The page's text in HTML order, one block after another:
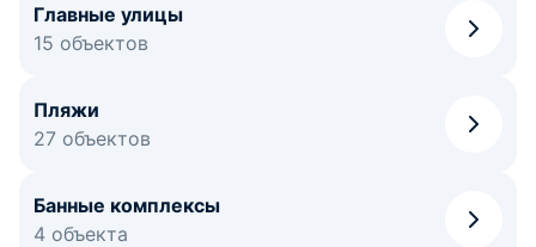
Главные улицы
15 объектов
Пляжи
27 объектов
Банные комплексы
4 объекта